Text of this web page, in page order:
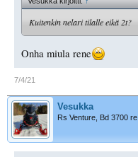
Kuitenkin nelari tilalle eikä 2t?
Onha miula rene
7/4/21
Vesukka
Rs Venture, Bd 3700 re